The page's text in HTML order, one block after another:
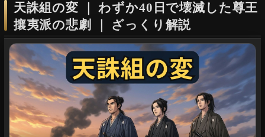
天誅組の変 ｜わずか40日で壊滅した尊王
攘夷派の悲劇
ざっくり解説